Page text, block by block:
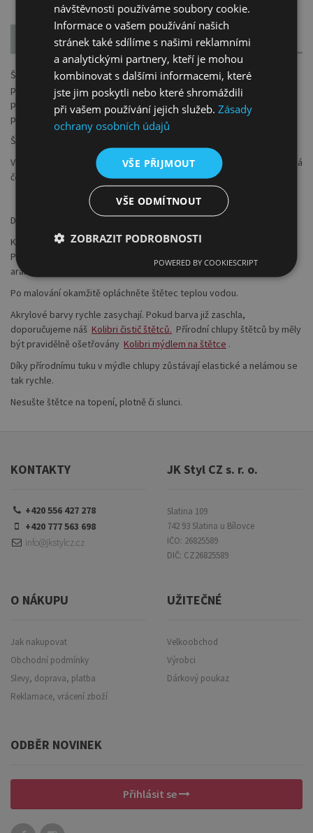
PARAMETRY
Štětce serie 98 jsou prémiovými štětcemi řady Kolinsky, které
prochází přísnou kontrolou kvality chlupů. Vhodné jsou pro
profesionální umělce, ale s jistotou je ocení i amatéři. Štětce se hodí
pro dekorativní malbu a krycí barvy.
Štětiny: nejkvalitnější sobolí chlupy
Vzhled štětce: tvar štětin je kulatý, bezešvé pozlacené kování a krátká
černá lesklá rukojeť se zlatou špičkou
Doporučení:
K ochraně všech štětců slouží přírodní pojivo tzv. „arabská guma“.
Před prvním použitím očistěte štětce teplou vodou a vymyjte
arabskou gumu.
Po malování okamžitě opláchněte štětec teplou vodou.
Akrylové barvy rychle zasychají. Pokud barva již zaschla,
doporučujeme náš Kolibri čistič štětců. Přírodní chlupy štětců by měly
být pravidělně ošetřovány Kolibri mýdlem na štětce .
Díky přírodnímu tuku v mýdle chlupy zůstávají elastické a nelámou se
tak rychle.
Nesušte štětce na topení, plotně či slunci.
KONTAKTY
+420 556 427 278
+420 777 563 698
info@jkstylcz.cz
JK Styl CZ s. r. o.
Slatina 109
742 93 Slatina u Bílovce
IČO: 26825589
DIČ: CZ26825589
O NÁKUPU
Jak nakupovat
Obchodní podmínky
Slevy, doprava, platba
Reklamace, vrácení zboží
UŽITEČNÉ
Velkoobchod
Výrobci
Dárkový poukaz
ODBĚR NOVINEK
Přihlásit se
návštěvnosti používáme soubory cookie.
Informace o vašem používání našich
stránek také sdílíme s našimi reklamními
a analytickými partnery, kteří je mohou
kombinovat s dalšími informacemi, které
jste jim poskytli nebo které shromáždili
při vašem používání jejich služeb.Zásady
ochrany osobních údajů
VŠE PŘIJMOUT
VŠE ODMÍTNOUT
ZOBRAZIT PODROBNOSTI
POWERED BY COOKIESCRIPT